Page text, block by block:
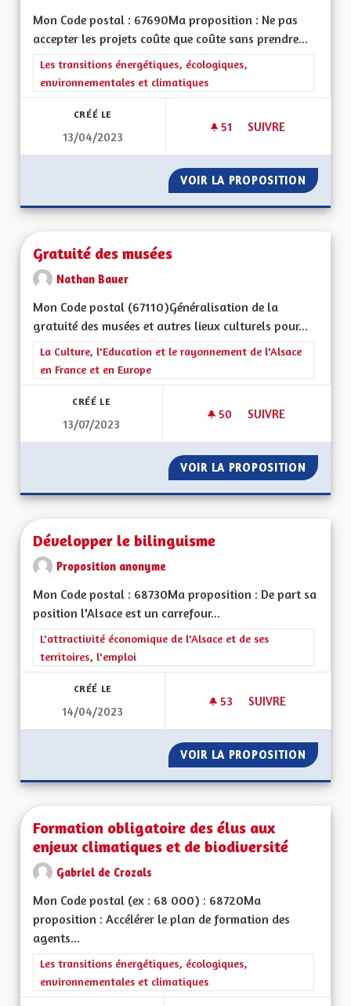
Mon Code postal : 67690Ma proposition : Ne pas
accepter les projets coûte que coûte sans prendre...
Filtrer les résultats de la catégorie : Les transitions
Les transitions énergétiques, écologiques,
environnementales et climatiques
CRÉÉ LE
13/04/2023
51 51 ABONNÉS
SUIVRE
VOIR LA PROPOSITION NE
Gratuité des musées
Nathan Bauer
Mon Code postal (67110)Généralisation de la
gratuité des musées et autres lieux culturels pour...
Filtrer les résultats de la catégorie : La Culture, l'Education et
La Culture, l'Education et le rayonnement de l'Alsace
en France et en Europe
CRÉÉ LE
13/07/2023
50 50 ABONNÉS
SUIVRE
VOIR LA PROPOSITION
Développer le bilinguisme
Proposition anonyme
Mon Code postal : 68730Ma proposition : De part sa
position l'Alsace est un carrefour...
Filtrer les résultats de la catégorie : L'attractivité
L'attractivité économique de l'Alsace et de ses
territoires, l'emploi
CRÉÉ LE
14/04/2023
53 53 ABONNÉS
SUIVRE
VOIR LA PROPOSITION
Formation obligatoire des élus aux
enjeux climatiques et de biodiversité
Gabriel de Crozals
Mon Code postal (ex : 68 000) : 68720Ma
proposition : Accélérer le plan de formation des
agents...
Filtrer les résultats de la catégorie : Les transitions
Les transitions énergétiques, écologiques,
environnementales et climatiques